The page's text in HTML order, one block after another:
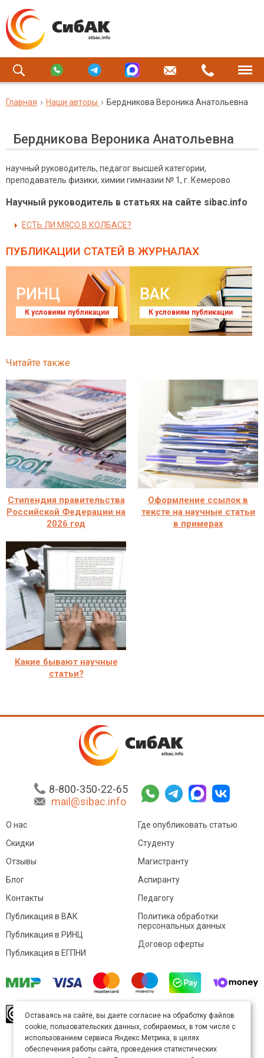
Главная Наши авторы Бердникова Вероника Анатольевна
Бердникова Вероника Анатольевна
научный руководитель, педагог высшей категории,
преподаватель физики, химии гимназии № 1, г. Кемерово
Научный руководитель в статьях на сайте sibac.info
ЕСТЬ ЛИ МЯСО В КОЛБАСЕ?
ПУБЛИКАЦИИ СТАТЕЙ В ЖУРНАЛАХ
РИНЦ
К условиям публикации
ВАК
К условиям публикации
Читайте также
Стипендия правительства
Российской Федерации на
2026 год
Оформление ссылок в
тексте на научные статьи
в примерах
Какие бывают научные
статьи?
8-800-350-22-65
mail@sibac.info
О нас
Скидки
Отзывы
Блог
Контакты
Где опубликовать статью
Студенту
Магистранту
Аспиранту
Педагогу
Публикация в ВАК
Публикация в РИНЦ
Публикация в ЕГПНИ
Политика обработки
персональных данных
Договор оферты
произведение доступно полицензии Creative
Commons «Attribution» («Атрибуция») 4.0
Непортированная.
Карта сайта
Оставаясь на сайте, вы даете согласие на обработку файлов
cookie, пользовательских данных, собираемых, в том числе с
использованием сервиса Яндекс.Метрика, в целях
обеспечения работы сайта, проведения статистических